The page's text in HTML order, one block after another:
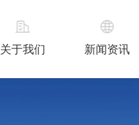
关于我们 新闻资讯